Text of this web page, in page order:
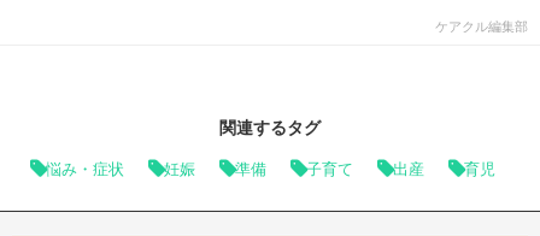
ケアクル編集部
関連するタグ
悩み・症状 妊娠 準備 子育て 出産 育児